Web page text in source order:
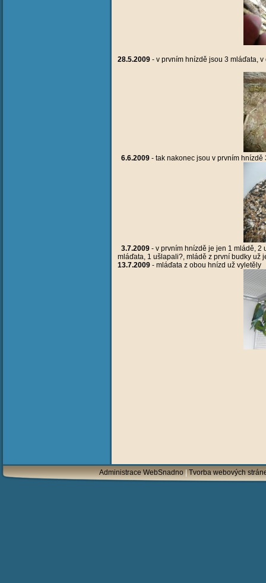
28.5.2009 - v prvním hnízdě jsou 3 mláďata,
6.6.2009 - tak nakonec jsou v prvním
3.7.2009 - v prvním hnízdě je jen 1 mládě, 2
mláďata, 1 ušlapali?, mládě z první budky už
13.7.2009 - mláďata z obou hnízd už vyletěly
Administrace WebSnadno|Tvorba webových